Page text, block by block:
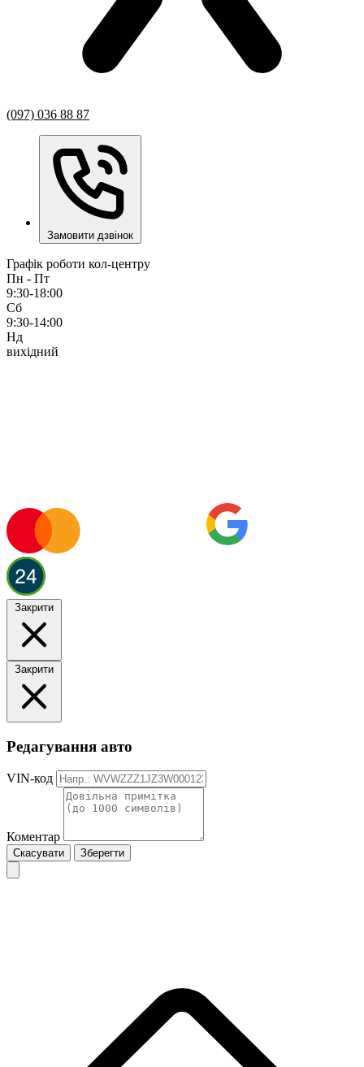
(097) 036 88 87
Замовити дзвінок
Графік роботи кол-центру
Пн - Пт
9:30-18:00
Сб
9:30-14:00
Нд
вихідний
Закрити
Закрити
Редагування авто
VIN-код
Коментар
Скасувати Зберегти